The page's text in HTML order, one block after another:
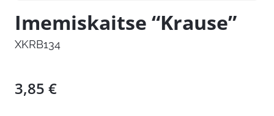
Imemiskaitse “Krause”
XKRB134
3,85 €